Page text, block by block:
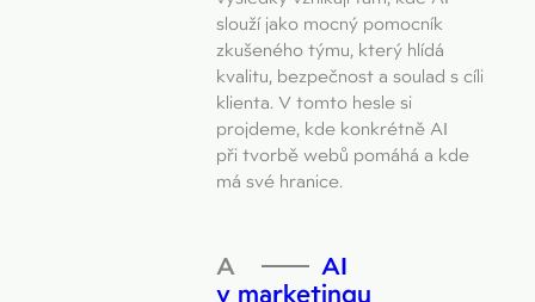
slouží jako mocný pomocník
zkušeného týmu, který hlídá
kvalitu, bezpečnost a soulad s cíli
klienta. V tomto hesle si
projdeme, kde konkrétně AI
při tvorbě webů pomáhá a kde
má své hranice.
AI
v marketingu